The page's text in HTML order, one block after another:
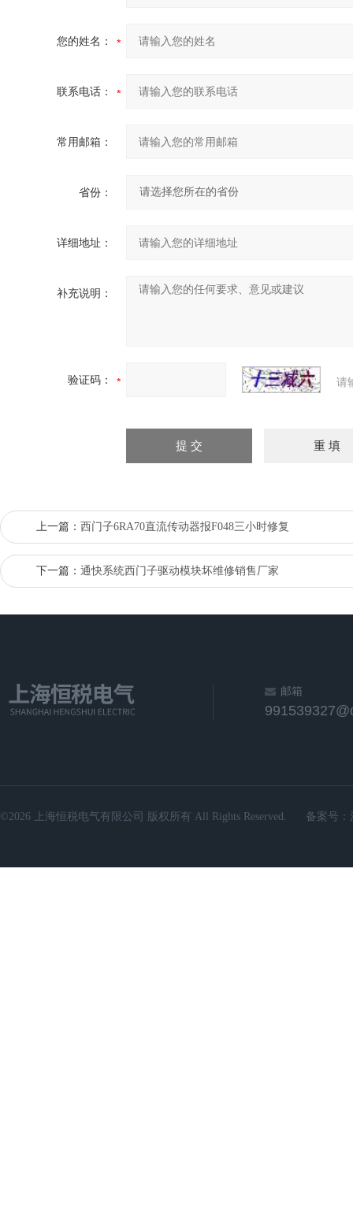
您的姓名：
联系电话：
常用邮箱：
省份：
详细地址：
补充说明：
验证码： 请
上一篇： 西门子6RA70直流传动器报F048三小时修复
下一篇： 通快系统西门子驱动模块坏维修销售厂家
邮箱
©2026 上海恒税电气有限公司 版权所有 All Rights Reserved. 备案号：